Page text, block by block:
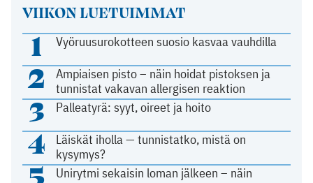
VIIKON LUETUIMMAT
1 Vyöruusurokotteen suosio kasvaa vauhdilla
2
Ampiaisen pisto – näin hoidat pistoksen ja
tunnistat vakavan allergisen reaktion
3 Palleatyrä: syyt, oireet ja hoito
4
Läiskät iholla — tunnistatko, mistä on
kysymys?
Unirytmi sekaisin loman jälkeen – näin